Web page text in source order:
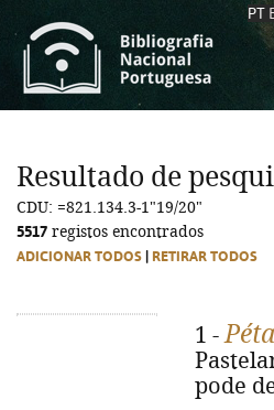
PT
Resultado de
CDU: =821.134.3-1"19/20"
5517 registos encontrados
ADICIONAR TODOS RETIRAR TODOS
1 -
pode